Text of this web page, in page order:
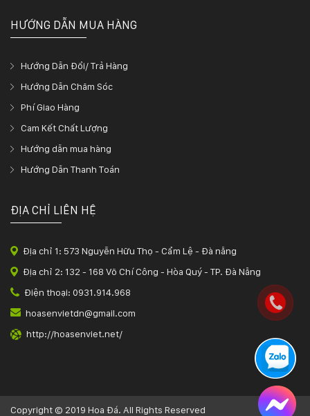
HƯỚNG DẪN MUA HÀNG
Hướng Dẫn Đổi/ Trả Hàng
Hướng Dẫn Chăm Sóc
Phí Giao Hàng
Cam Kết Chất Lượng
Hướng dẫn mua hàng
Hướng Dẫn Thanh Toán
ĐỊA CHỈ LIÊN HỆ
Địa chỉ 1: 573 Nguyễn Hữu Thọ - Cẩm Lệ - Đà nẵng
Địa chỉ 2: 132 - 168 Võ Chí Công - Hòa Quý - TP. Đà Nẵng
Điện thoại: 0931.914.968
hoasenvietdn@gmail.com
http://hoasenviet.net/
Copyright © 2019 Hoa Đá. All Rights Reserved